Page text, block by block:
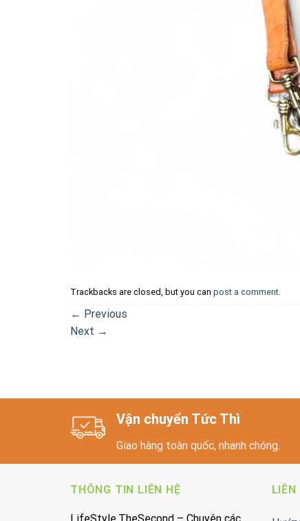
Trackbacks are closed, but you can post a comment.
← Previous
Next →
Vận chuyển Tức Thì
Giao hàng toàn quốc, nhanh chóng.
THÔNG TIN LIÊN HỆ LIÊN